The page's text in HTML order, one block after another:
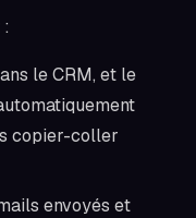
le CRM, et le
copier-coller
envoyés et